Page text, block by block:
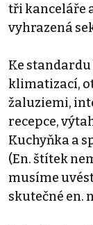
tři kanceláře
vyhrazená
Ke
klimatizací,
žaluziemi,
recepce,
Kuchyňka a
(En. štítek
musíme
skutečné en.